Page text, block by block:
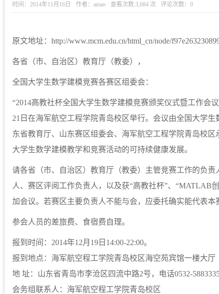
时间：2014年11月16日 作者：amao 查看次数:3,684 次 评论次数： 0
原文地址：http://www.mcm.edu.cn/html_cn/node/
各省（市、自治区）教育厅（教委），
全国大学生数学建模竞赛各赛区组委会：
“2014高教社杯全国大学生数学建模竞赛颁奖仪式暨工作会
21日在海军航空工程学院青岛校区举行。会议由全国大学
东省教育厅、山东赛区组委会、海军航空工程学院青岛校
大学生数学建模教学和竞赛活动的可持续健康发展。
请各省（市、自治区）教育厅（教委）主管竞赛工作的负
人、赛区评阅工作负责人，以及获“高教社杯”、“MATLAB
加会议。若赛区主要负责人不能与会，应委托确实能代表
参会人员的差旅费、食宿费自理。
报到时间：2014年12月19日14:00-22:00。
报到地点：海军航空程工学院青岛校区海空苑宾馆一楼大厅
地 址：山东省青岛市李沧区四流中路2号，电话0532-
会务组联系人：海军航空程工学院青岛校区